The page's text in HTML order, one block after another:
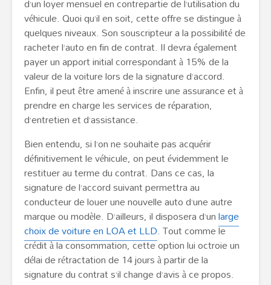
véhicule. Quoi qu’il en soit, cette offre se distingue à
quelques niveaux. Son souscripteur a la possibilité de
racheter l’auto en fin de contrat. Il devra également
payer un apport initial correspondant à 15% de la
valeur de la voiture lors de la signature d’accord.
Enfin, il peut être amené à inscrire une assurance et à
prendre en charge les services de réparation,
d’entretien et d’assistance.
Bien entendu, si l’on ne souhaite pas acquérir
définitivement le véhicule, on peut évidemment le
restituer au terme du contrat. Dans ce cas, la
signature de l’accord suivant permettra au
conducteur de louer une nouvelle auto d’une autre
marque ou modèle. D’ailleurs, il disposera d’unlarge
choix de voiture en LOA et LLD. Tout comme le
crédit à la consommation, cette option lui octroie un
délai de rétractation de 14 jours à partir de la
signature du contrat s’il change d’avis à ce propos.